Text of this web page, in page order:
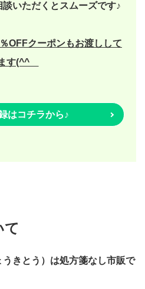
いただくとスムーズです♪
OFFクーポンもお渡しして
す(^^ゞ
はコチラから♪
て
きとう）は処方箋なし市販で